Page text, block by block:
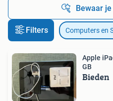
Bewaar
Filters Computers en
Apple iPad 2
GB
Bieden